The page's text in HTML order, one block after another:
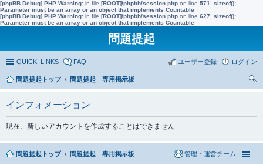
[phpBB Debug] PHP Warning: in file [ROOT]/phpbb/session.php on line 571 : sizeof():
Parameter must be an array or an object that implements Countable
[phpBB Debug] PHP Warning: in file [ROOT]/phpbb/session.php on line 627: sizeof():
Parameter must be an array or an object that implements Countable
問題提起
QUICK_LINKS FAQ ログイン
ユーザー登録
問題提起トップ
問題提起 専用掲示板
インフォメーション
現在、新しいアカウントを作成することはできません
問題提起トップ 問題提起 専用掲示板 管理・運営チーム